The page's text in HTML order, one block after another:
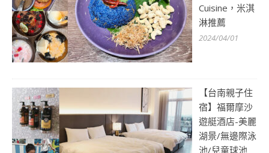
Cuisine，米淇
淋推薦
2024/04/01
【台南親子住
宿】福爾摩沙
遊艇酒店-美麗
湖景/無邊際泳
池/兒童球池